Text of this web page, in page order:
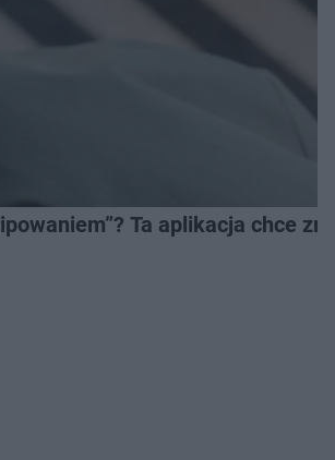
Ta aplikacja chce